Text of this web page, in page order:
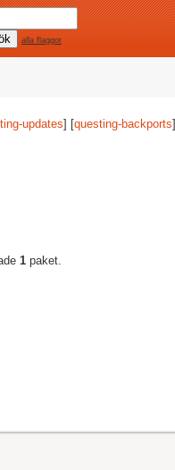
alla flaggor
updates] [questing-backports]
1 paket.